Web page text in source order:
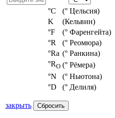
°С
(° Цельсия)
K
(Кельвин)
°F
(° Фаренгейта)
°R
(° Реомюра)
°Ra (° Ранкина)
°RO (° Рёмера)
°N
(° Ньютона)
°D
(° Делиля)
закрыть